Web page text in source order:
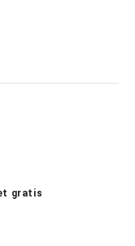
gratis